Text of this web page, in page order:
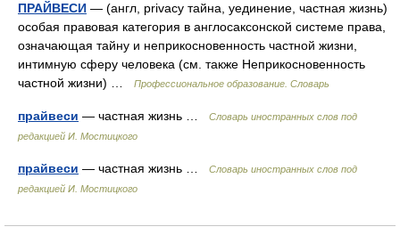
ПРАЙВЕСИ — (англ, privacy тайна, уединение, частная жизнь)
особая правовая категория в англосаксонской системе права,
означающая тайну и неприкосновенность частной жизни,
интимную сферу человека (см. также Неприкосновенность
частной жизни) …
Профессиональное образование. Словарь
прайвеси — частная жизнь …
Словарь иностранных слов под
редакцией И. Мостицкого
прайвеси — частная жизнь …
Словарь иностранных слов под
редакцией И. Мостицкого